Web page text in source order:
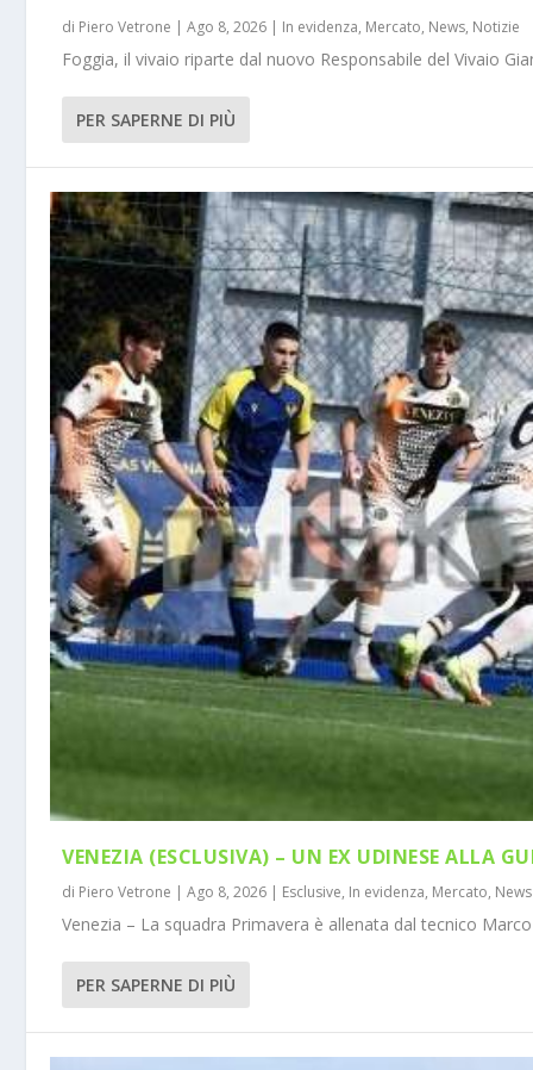
di Piero Vetrone |Ago 8, 2026 | In evidenza, Mercato, News, Notizie
Foggia, il vivaio riparte dal nuovo Responsabile del Vivaio
PER SAPERNE DI PIÙ
VENEZIA (ESCLUSIVA) – UN EX UDINESE ALLA
di Piero Vetrone |Ago 8, 2026 | Esclusive, In evidenza, Mercato, News
Venezia – La squadra Primavera è allenata dal tecnico
PER SAPERNE DI PIÙ